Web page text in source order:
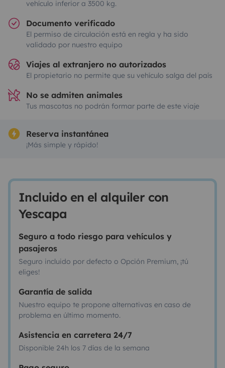
vehículo inferior a 3500 kg.
Documento verificado
El permiso de circulación está en regla y ha sido
validado por nuestro equipo
Viajes al extranjero no autorizados
El propietario no permite que su vehículo salga del país
No se admiten animales
Tus mascotas no podrán formar parte de este viaje
Reserva instantánea
¡Más simple y rápido!
Incluido en el alquiler con
Yescapa
Seguro a todo riesgo para vehículos y
pasajeros
Seguro incluido por defecto o Opción Premium, ¡tú
eliges!
Garantía de salida
Nuestro equipo te propone alternativas en caso de
problema en último momento.
Asistencia en carretera 24/7
Disponible 24h los 7 días de la semana